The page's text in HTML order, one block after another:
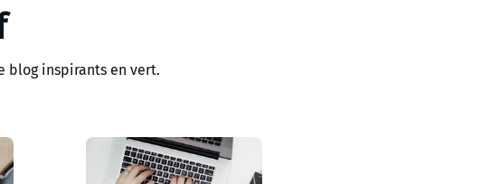
blog inspirants en vert.